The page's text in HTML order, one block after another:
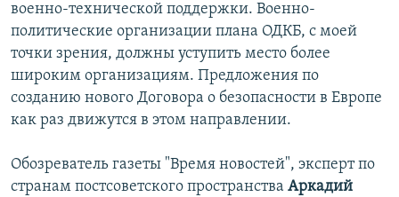
военно-технической поддержки. Военно-
политические организации плана ОДКБ, с моей
точки зрения, должны уступить место более
широким организациям. Предложения по
созданию нового Договора о безопасности в Европе
как раз движутся в этом направлении.
Обозреватель газеты "Время новостей", эксперт по
странам постсоветского пространства Аркадий